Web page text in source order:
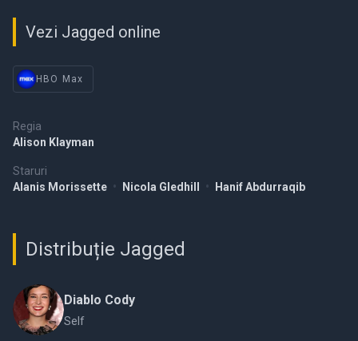
Regia
Alison Klayman
Staruri
Alanis Morissette • Nicola Gledhill • Hanif Abdurraqib
Vezi Jagged online
HBO Max
Distribuție Jagged
Diablo Cody
Self